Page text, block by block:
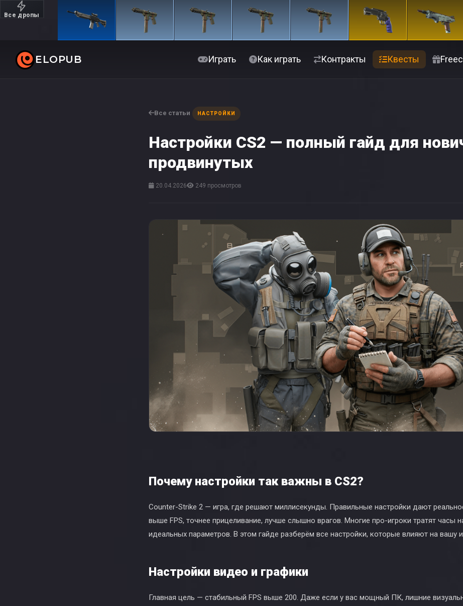
Все дропы
Дорогие
ELOPUB Играть Как играть Контракты Квесты
Все статьи НАСТРОЙКИ
Настройки CS2 — полный гайд для
продвинутых
20.04.2026 249 просмотров
Почему настройки так важны в CS2?
Counter-Strike 2 — игра, где решают миллисекунды. Правильные настройки дают
выше FPS, точнее прицеливание, лучше слышно врагов. Многие про-игроки тратят часы
идеальных параметров. В этом гайде разберём все настройки, которые влияют на вашу
Настройки видео и графики
Главная цель — стабильный FPS выше 200. Даже если у вас мощный ПК, лишние